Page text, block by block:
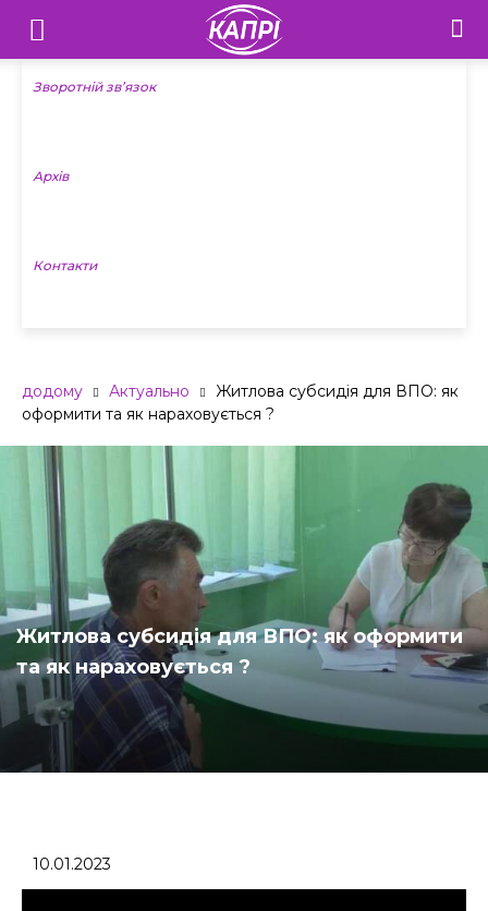
Телебачення
«Капрі»
Новини
Зворотній зв’язок
Архів
Контакти
додому Актуально
Житлова субсидія для ВПО: як
оформити та як нараховується ?
Житлова субсидія для ВПО: як оформити
та як нараховується ?
10.01.2023